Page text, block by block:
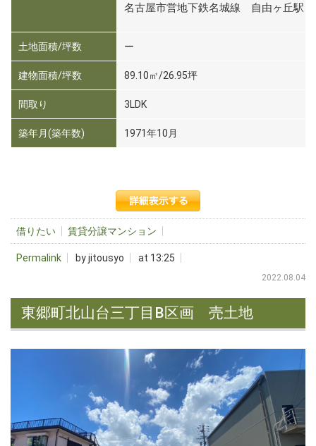
名古屋市営地下鉄名城線 自由ヶ丘駅
土地面積/坪数 ー
建物面積/坪数 89.10㎡/26.95坪
間取り 3LDK
築年月(築年数) 1971年10月
借りたい 賃貸分譲マンション
Permalink by jitousyo at 13:25
2022.08.04
東郷町北山台三丁目B区画 売土地